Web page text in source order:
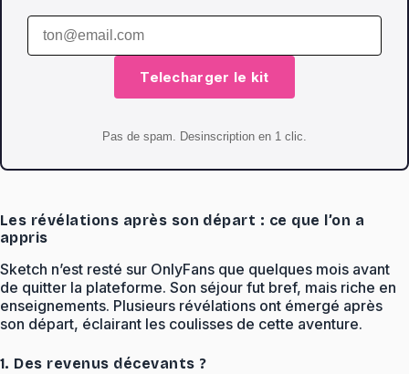
Telecharger le kit
Pas de spam. Desinscription en 1 clic.
Les révélations après son départ : ce que l’on a
appris
Sketch n’est resté sur OnlyFans que quelques mois avant
de quitter la plateforme. Son séjour fut bref, mais riche en
enseignements. Plusieurs révélations ont émergé après
son départ, éclairant les coulisses de cette aventure.
1. Des revenus décevants ?